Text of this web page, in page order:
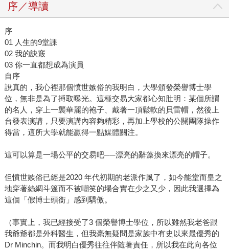
序／導讀
序
01 人生的9堂課
02 我的訣竅
03 你一直都想成為演員
自序
說真的，我心裡那個憤世嫉俗的我明白，大學頒發榮譽博士學
位，無非是為了搏取曝光。這種交易大家都心知肚明：某個所謂
的名人，穿上一襲華麗的袍子、戴著一頂鬆軟的貝雷帽，然後上
台發表演講，只要演講內容夠精彩，再加上學校的公關團隊操作
得當，這所大學就能贏得一點媒體關注。
這可以算是一場公平的交易吧──漂亮的辭藻換來漂亮的帽子。
但憤世嫉俗已經是2020 年代初期的老派作風了，如今能堂而皇之
地穿著絲綢斗篷而不被嘲笑的場合實在少之又少，因此我選擇為
這個「假博士頭銜」感到驕傲。
（事實上，我已經接受了3 個榮譽博士學位，所以雖然我老爸跟
我爺爺都是外科醫生，但我毫無疑問是家族中有史以來最優秀的
Dr Minchin。而我明白優秀往往伴隨著責任，所以我在此向各位